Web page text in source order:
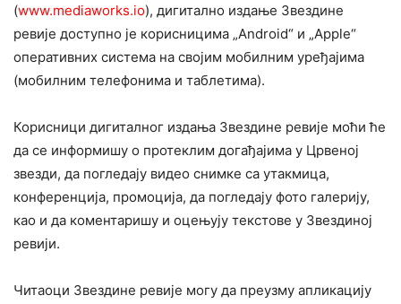
(www.mediaworks.io), дигитално издање Звездине
ревије доступно је корисницима „Android“ и „Apple“
оперативних система на својим мобилним уређајима
(мобилним телефонима и таблетима).
Корисници дигиталног издања Звездине ревије моћи ће
да се информишу о протеклим догађајима у Црвеној
звезди, да погледају видео снимке са утакмица,
конференција, промоција, да погледају фото галерију,
као и да коментаришу и оцењују текстове у Звездиној
ревији.
Читаоци Звездине ревије могу да преузму апликацију